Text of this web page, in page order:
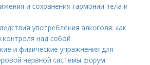
и сохранения гармонии тела и
употребления алкоголя: как
над собой
и физические упражнения для
нервной системы форум